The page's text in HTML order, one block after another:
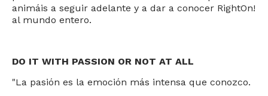
animáis a seguir adelante y a dar a conocer RightOn!
al mundo entero.
DO IT WITH PASSION OR NOT AT ALL
"La pasión es la emoción más intensa que conozco.